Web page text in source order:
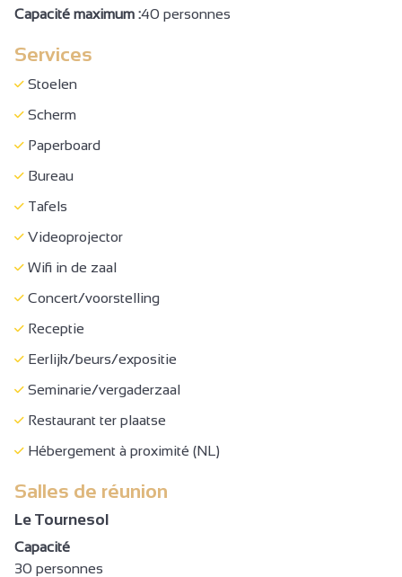
Eerlijk/beurs/expositie
Seminarie/vergaderzaal
Capacité maximum :40 personnes
Services
Stoelen
Scherm
Paperboard
Bureau
Tafels
Videoprojector
Wifi in de zaal
Concert/voorstelling
Receptie
Eerlijk/beurs/expositie
Seminarie/vergaderzaal
Restaurant ter plaatse
Hébergement à proximité (NL)
Salles de réunion
Le Tournesol
Capacité
30 personnes